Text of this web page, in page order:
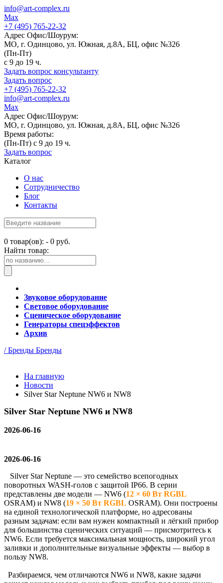
info@art-complex.ru
Max
+7 (495) 765-22-32
Адрес Офис/Шоурум:
МО, г. Одинцово, ул. Южная, д.8А, БЦ, офис №326
(Пн-Пт)
с 9 до 19 ч.
Задать вопрос консультанту
Задать вопрос
+7 (495) 765-22-32
info@art-complex.ru
Max
Адрес Офис/Шоурум:
МО, г. Одинцово, ул. Южная, д.8А, БЦ, офис №326
Время работы:
(Пн-Пт) с 9 до 19 ч.
Задать вопрос
Каталог
О нас
Сотрудничество
Блог
Контакты
0 товар(ов): - 0 руб.
Найти товар:
Звуковое оборудование
Световое оборудование
Сценическое оборудование
Генераторы спецэффектов
Архив
/ Бренды Бренды
На главную
Новости
Silver Star Neptune NW6 и NW8
Silver Star Neptune NW6 и NW8
2026-06-16
2026-06-16
Silver Star Neptune — это семейство всепогодных
поворотных WASH-голов с защитой IP66. В серии
представлены две модели — NW6 (12 × 60 Вт RGBL
OSRAM) и NW8 (19 × 50 Вт RGBL OSRAM). Они построены
на единой технологической платформе, но адресованы
разным задачам: если вам нужен компактный и лёгкий прибор
для большинства сценических ситуаций — присмотритесь к
NW6. Если требуется максимальная мощность, широкий угол
заливки и дополнительные визуальные эффекты — выбор в
пользу NW8.
Разбираемся, чем отличаются NW6 и NW8, какие задачи